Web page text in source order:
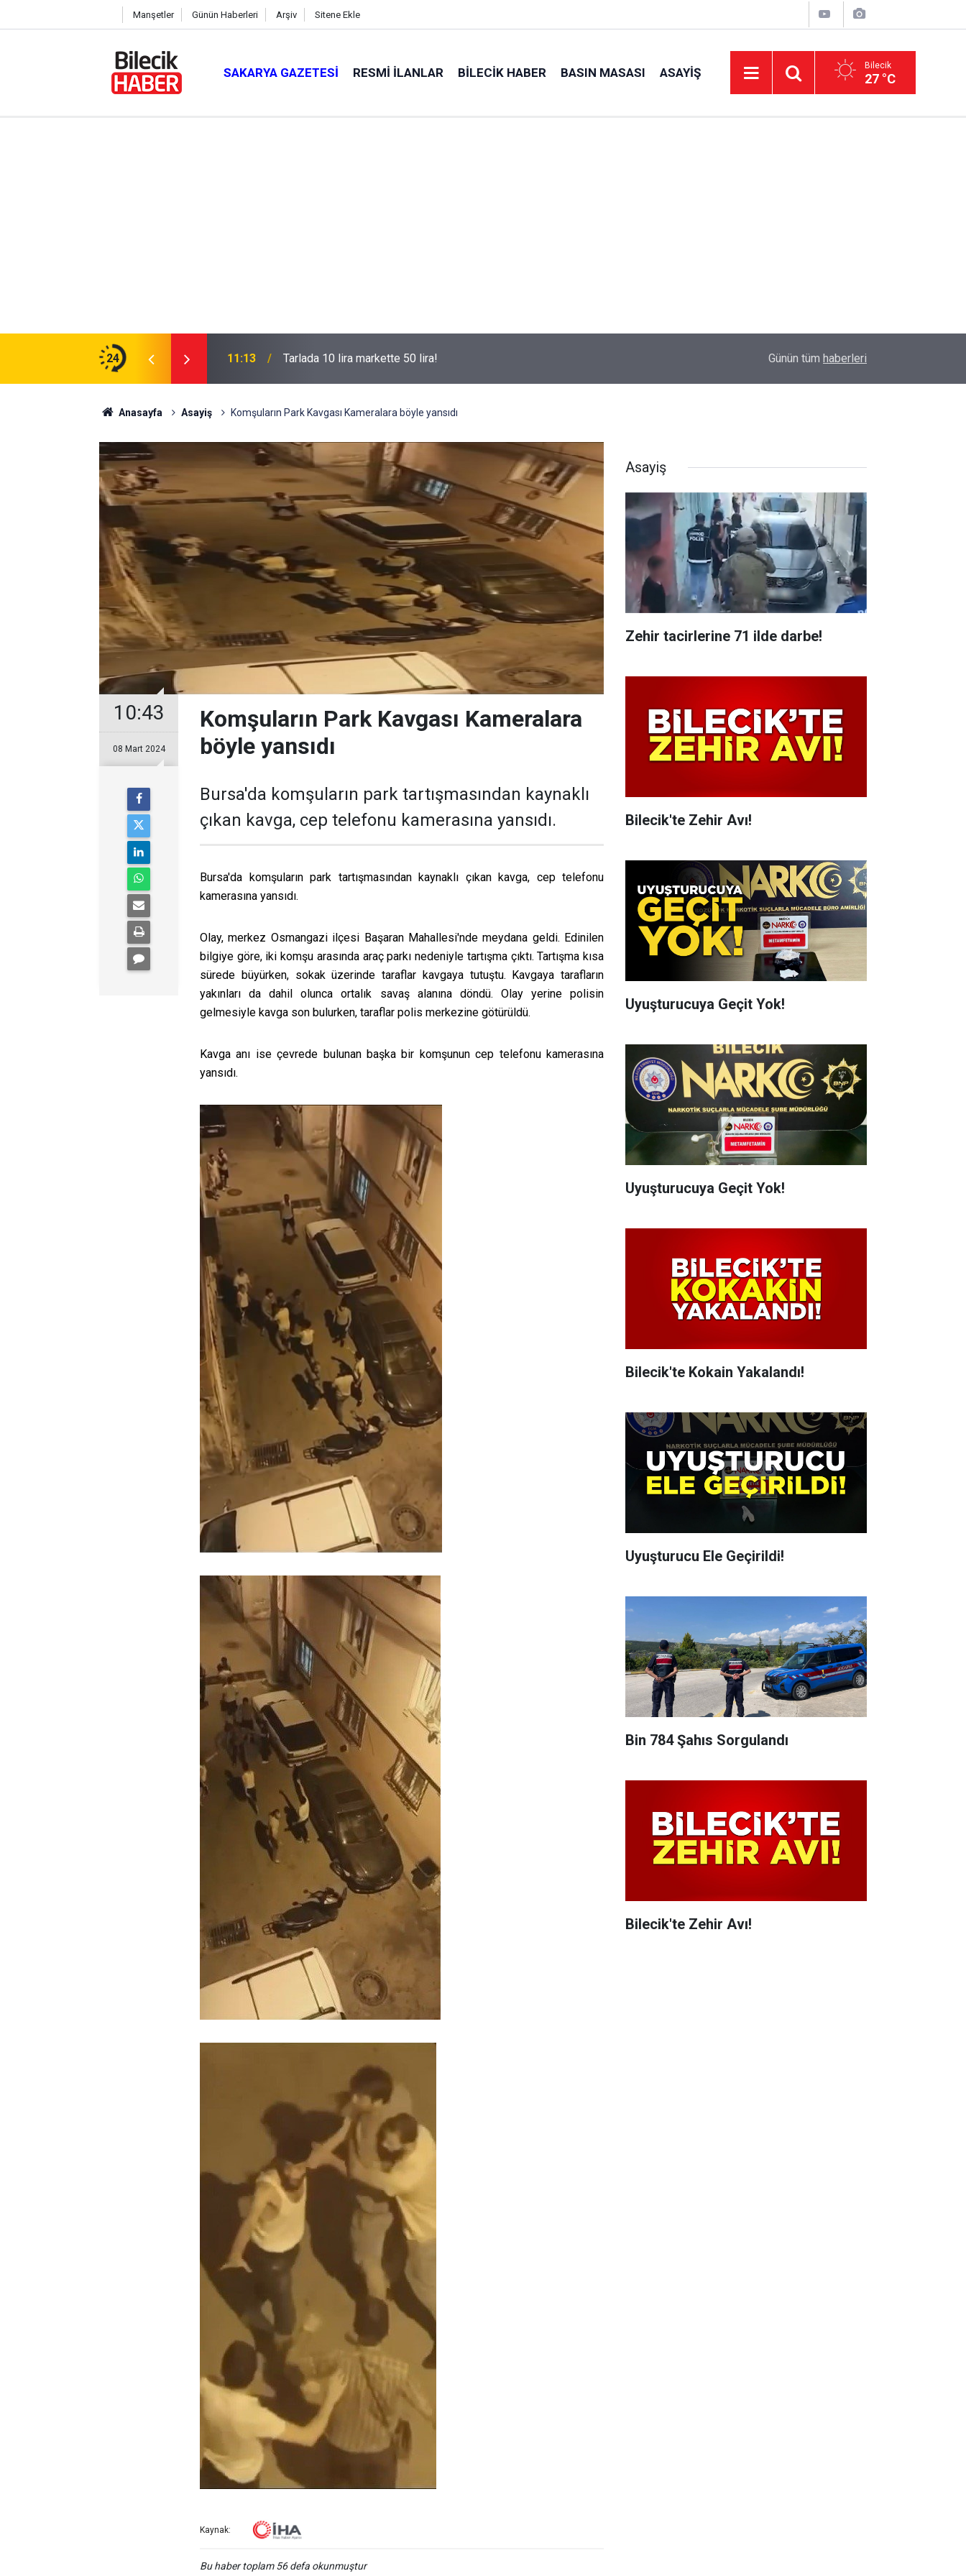
Manşetler Günün Haberleri Arşiv Sitene Ekle
SAKARYA GAZETESI RESMI İLANLAR BILECIK HABER BASIN MASASI ASAYIŞ Bilecik
27 °C
24 11:13 Tarlada 10 lira markette 50 lira! Bilecik'te Kamber Biberi hasadı
Günün tüm haberleri
Anasayfa Asayiş Komşuların Park Kavgası Kameralara böyle yansıdı
10:43
08 Mart 2024
Komşuların Park Kavgası Kameralara
böyle yansıdı
Bursa'da komşuların park tartışmasından kaynaklı
çıkan kavga, cep telefonu kamerasına yansıdı.
Bursa'da komşuların park tartışmasından kaynaklı çıkan kavga, cep telefonu
kamerasına yansıdı.
Olay, merkez Osmangazi ilçesi Başaran Mahallesi'nde meydana geldi. Edinilen
bilgiye göre, iki komşu arasında araç parkı nedeniyle tartışma çıktı. Tartışma kısa
sürede büyürken, sokak üzerinde taraflar kavgaya tutuştu. Kavgaya tarafların
yakınları da dahil olunca ortalık savaş alanına döndü. Olay yerine polisin
gelmesiyle kavga son bulurken, taraflar polis merkezine götürüldü.
Kavga anı ise çevrede bulunan başka bir komşunun cep telefonu kamerasına
yansıdı.
Kaynak:
Bu haber toplam 56 defa okunmuştur
Asayiş
Zehir tacirlerine 71 ilde darbe!
Bilecik'te Zehir Avı!
Uyuşturucuya Geçit Yok!
Uyuşturucuya Geçit Yok!
Bilecik'te Kokain Yakalandı!
Uyuşturucu Ele Geçirildi!
Bin 784 Şahıs Sorgulandı
Bilecik'te Zehir Avı!